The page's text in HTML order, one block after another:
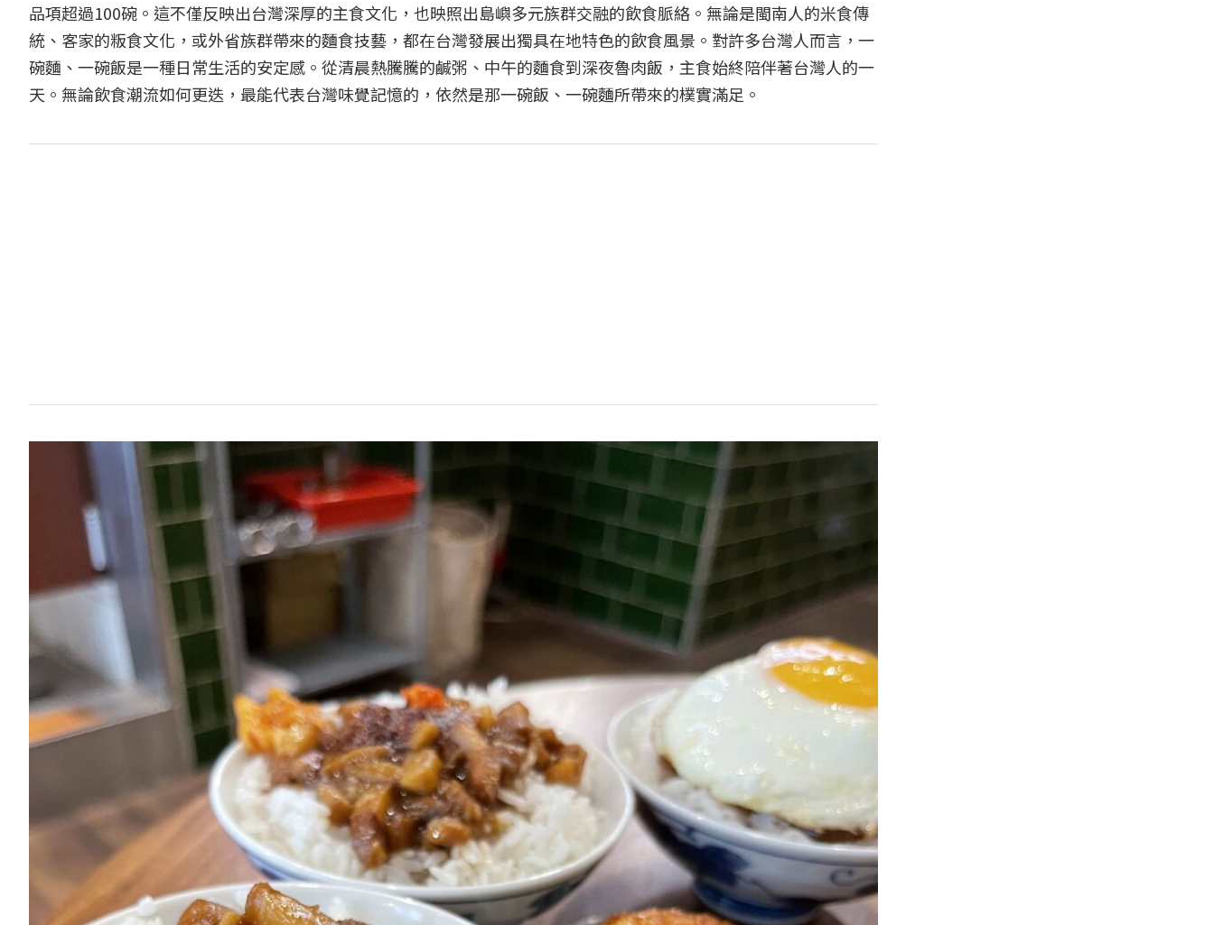
品項超過100碗。這不僅反映出台灣深厚的主食文化，也映照出島嶼多元族群交融的飲食脈絡。無論是閩南人的米食傳
統、客家的粄食文化，或外省族群帶來的麵食技藝，都在台灣發展出獨具在地特色的飲食風景。對許多台灣人而言，一
碗麵、一碗飯是一種日常生活的安定感。從清晨熱騰騰的鹹粥、中午的麵食到深夜魯肉飯，主食始終陪伴著台灣人的一
天。無論飲食潮流如何更迭，最能代表台灣味覺記憶的，依然是那一碗飯、一碗麵所帶來的樸實滿足。